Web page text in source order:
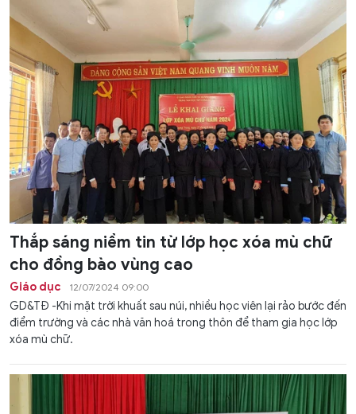
Thắp sáng niềm tin từ lớp học xóa mù chữ
cho đồng bào vùng cao
Giáo dục 12/07/2024 09:00
GD&TĐ -Khi mặt trời khuất sau núi, nhiều học viên lại rảo bước đến
điểm trường và các nhà văn hoá trong thôn để tham gia học lớp
xóa mù chữ.